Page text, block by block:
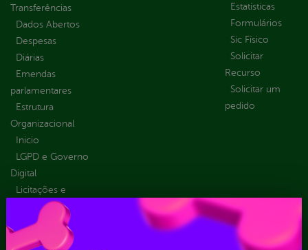
Transferências
Dados Abertos
Despesas
Diárias
Emendas
parlamentares
Estrutura
Organizacional
Inicio
LGPD e Governo
Digital
Licitações e
Contratos
Obras Públicas
Planejamento e
Estatísticas
Formulários
Sic Físico
Solicitar
Recurso
Solicitar um
pedido